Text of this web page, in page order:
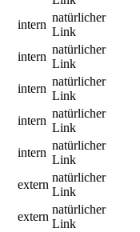
intern
natürlicher
Link
intern
natürlicher
Link
intern
natürlicher
Link
intern
natürlicher
Link
intern
natürlicher
Link
extern
natürlicher
Link
extern
natürlicher
Link